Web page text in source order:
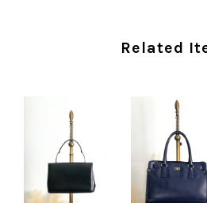
ご愛用いただけ
談ください。
たら、ぜひよろ
す。
Related